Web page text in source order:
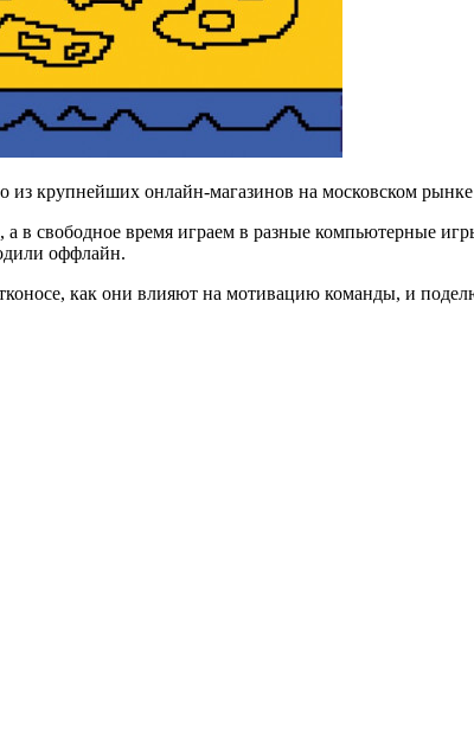
крупнейших онлайн-магазинов на московском рынке
в свободное время играем в разные компьютерные
оффлайн.
как они влияют на мотивацию команды, и